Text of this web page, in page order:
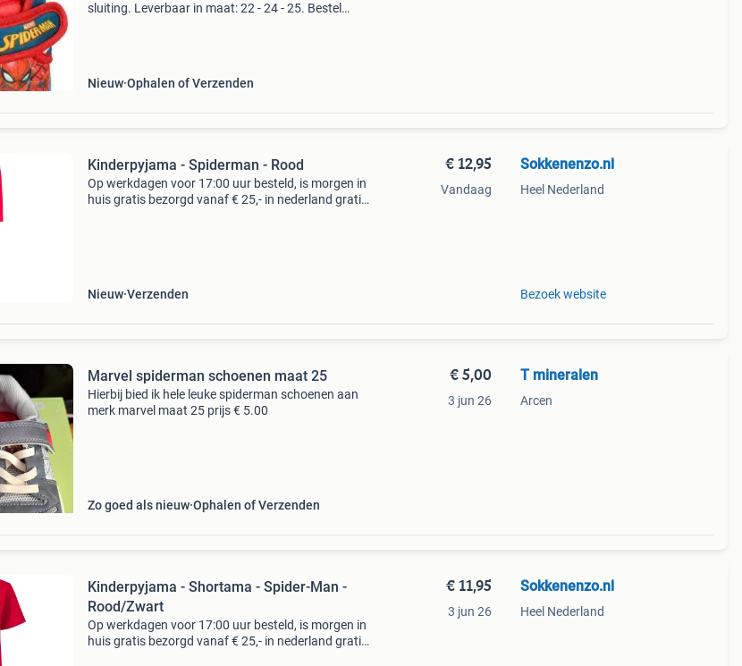
sluiting. Leverbaar in maat: 22 - 24 - 25. Bestel
Nieuw Ophalen of Verzenden
Kinderpyjama - Spiderman - Rood
Op werkdagen voor 17:00 uur besteld, is morgen in
huis gratis bezorgd vanaf € 25,- in nederland gratis
Nieuw Verzenden
€ 12,95
Vandaag
Sokkenenzo.nl
Heel Nederland
Bezoek website
Marvel spiderman schoenen maat 25
Hierbij bied ik hele leuke spiderman schoenen aan
merk marvel maat 25 prijs € 5.00
Zo goed als nieuw Ophalen of Verzenden
€ 5,00
3 jun 26
T mineralen
Arcen
Kinderpyjama - Shortama - Spider-Man -
Rood/Zwart
Op werkdagen voor 17:00 uur besteld, is morgen in
huis gratis bezorgd vanaf € 25,- in nederland gratis
€ 11,95
3 jun 26
Sokkenenzo.nl
Heel Nederland